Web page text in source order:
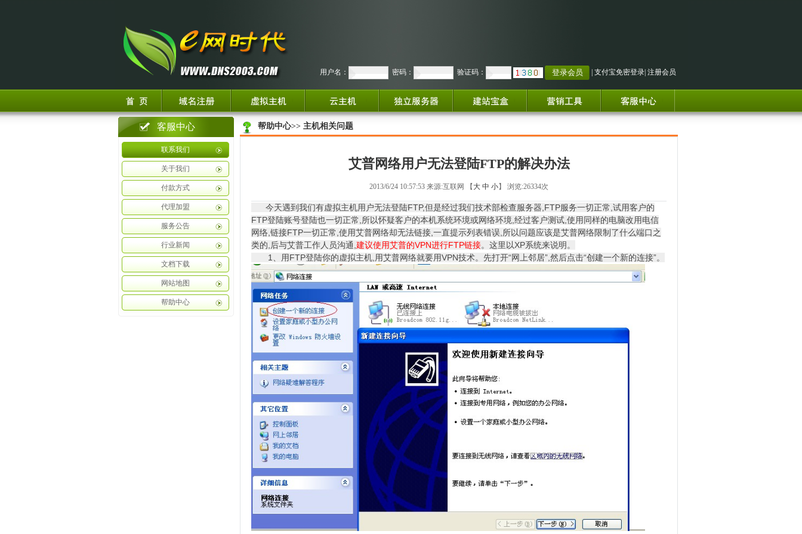
用户名： 密码： 验证码： | 支付宝免密登录| 注册会员
客服中心
联系我们
关于我们
付款方式
代理加盟
服务公告
行业新闻
文档下载
网站地图
帮助中心
帮助中心>> 主机相关问题
艾普网络用户无法登陆FTP的解决办法
2013/6/24 10:57:53 来源:互联网 【 大 中 小】 浏览:26334次
今天遇到我们有虚拟主机用户无法登陆FTP,但是经过我们技术部检查服务器,FTP服务一切正常,试用客户的
FTP登陆账号登陆也一切正常,所以怀疑客户的本机系统环境或网络环境,经过客户测试,使用同样的电脑改用电信
网络,链接FTP一切正常,使用艾普网络却无法链接,一直提示列表错误,所以问题应该是艾普网络限制了什么端口之
类的,后与艾普工作人员沟通, 建议使用艾普的VPN进行FTP链接。这里以XP系统来说明。
1、用FTP登陆你的虚拟主机,用艾普网络就要用VPN技术。先打开“网上邻居”,然后点击“创建一个新的连接”。